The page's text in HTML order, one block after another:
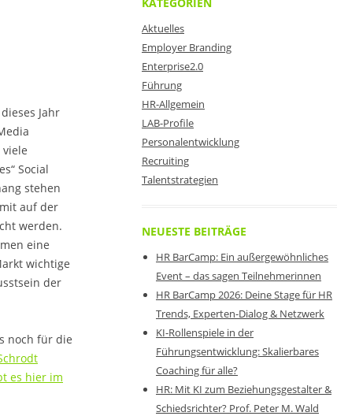
Jahr
Social
stehen
auf der
werden.
eine
wichtige
der
noch für die
es hier im
Aktuelles
Employer Branding
Enterprise2.0
Führung
HR-Allgemein
LAB-Profile
Personalentwicklung
Recruiting
Talentstrategien
NEUESTE BEITRÄGE
HR BarCamp: Ein außergewöhnliches
Event – das sagen Teilnehmerinnen
HR BarCamp 2026: Deine Stage für HR
Trends, Experten-Dialog & Netzwerk
KI-Rollenspiele in der
Führungsentwicklung: Skalierbares
Coaching für alle?
HR: Mit KI zum Beziehungsgestalter &
Schiedsrichter? Prof. Peter M. Wald